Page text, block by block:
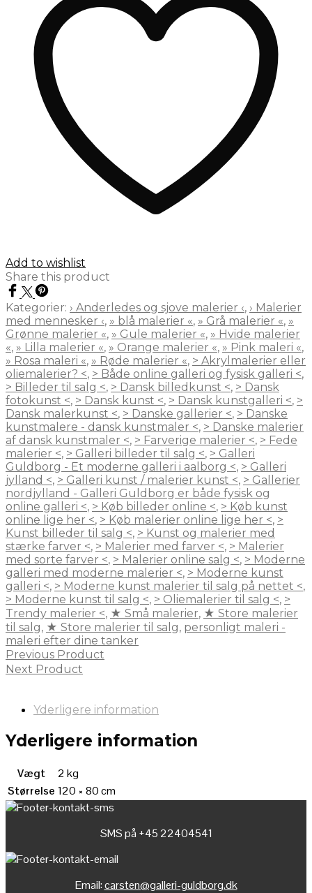
120x80cm
Add to wishlist
Share this product
Kategorier: › Anderledes og sjove malerier ‹, › Malerier
med mennesker ‹, » blå malerier «, » Grå malerier «, »
Grønne malerier «, » Gule malerier «, » Hvide malerier
«, » Lilla malerier «, » Orange malerier «, » Pink maleri «,
» Rosa maleri «, » Røde malerier «, > Akrylmalerier eller
oliemalerier? <, > Både online galleri og fysisk galleri <,
> Billeder til salg <, > Dansk billedkunst <, > Dansk
fotokunst <, > Dansk kunst <, > Dansk kunstgalleri <, >
Dansk malerkunst <, > Danske gallerier <, > Danske
kunstmalere - dansk kunstmaler <, > Danske malerier
af dansk kunstmaler <, > Farverige malerier <, > Fede
malerier <, > Galleri billeder til salg <, > Galleri
Guldborg - Et moderne galleri i aalborg <, > Galleri
jylland <, > Galleri kunst / malerier kunst <, > Gallerier
nordjylland - Galleri Guldborg er både fysisk og
online galleri <, > Køb billeder online <, > Køb kunst
online lige her <, > Køb malerier online lige her <, >
Kunst billeder til salg <, > Kunst og malerier med
stærke farver <, > Malerier med farver <, > Malerier
med sorte farver <, > Malerier online salg <, > Moderne
galleri med moderne malerier <, > Moderne kunst
galleri <, > Moderne kunst malerier til salg på nettet <,
> Moderne kunst til salg <, > Oliemalerier til salg <, >
Trendy malerier <, ★ Små malerier, ★ Store malerier
til salg, ★ Store malerier til salg, personligt maleri -
maleri efter dine tanker
Previous Product
Next Product
Yderligere information
Yderligere information
Vægt
2 kg
Størrelse 120 × 80 cm
SMS på +45 22404541
Email:carsten@galleri-guldborg.dk